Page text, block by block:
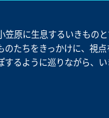
原に生息するいきもの
たちをきっかけに、視
るように巡りながら、